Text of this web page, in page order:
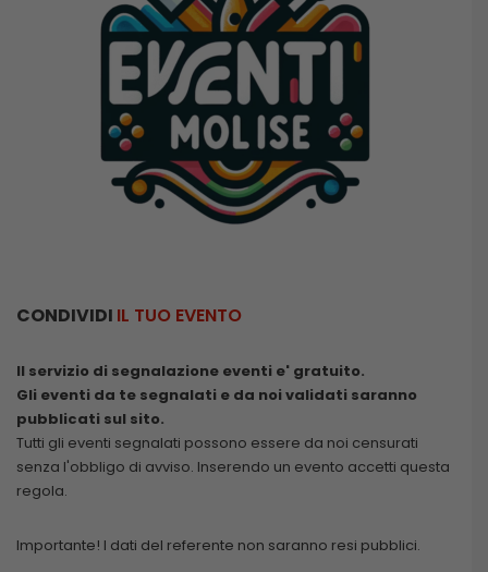
CONDIVIDI IL TUO EVENTO
Il servizio di segnalazione eventi e' gratuito.
Gli eventi da te segnalati e da noi validati saranno
pubblicati sul sito.
Tutti gli eventi segnalati possono essere da noi censurati
senza l'obbligo di avviso. Inserendo un evento accetti questa
regola.
Importante! I dati del referente non saranno resi pubblici.